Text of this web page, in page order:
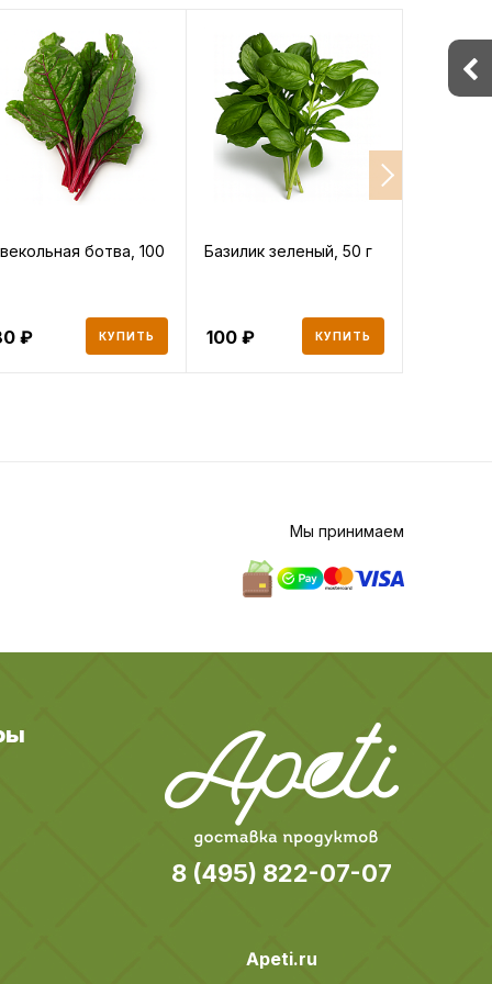
ботва, 100
КУПИТЬ
Базилик зеленый, 50 г
100 КУПИТЬ
Мы принимаем
8 (495) 822-07-07
Apeti.ru